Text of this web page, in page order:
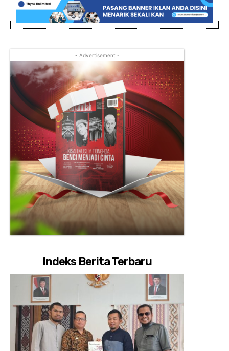
- Advertisement -
Indeks Berita Terbaru